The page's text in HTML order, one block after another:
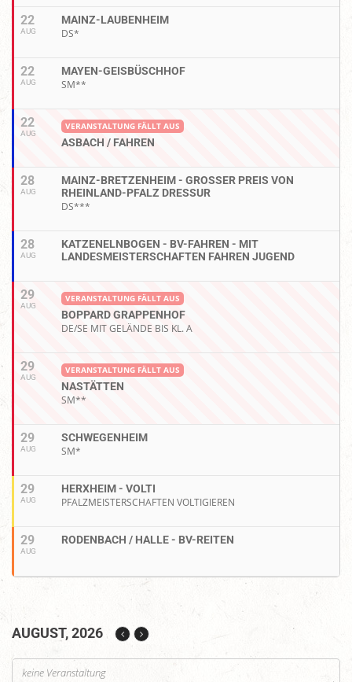
22
AUG
MAINZ-LAUBENHEIM
DS*
22
AUG
MAYEN-GEISBÜSCHHOF
SM**
22
AUG
VERANSTALTUNG FÄLLT AUS
ASBACH / FAHREN
28
AUG
MAINZ-BRETZENHEIM - GROSSER PREIS VON R
HEINLAND-PFALZ DRESSUR
DS***
28
AUG
KATZENELNBOGEN - BV-FAHREN - MIT
LANDESMEISTERSCHAFTEN FAHREN JUGEND
29
AUG
VERANSTALTUNG FÄLLT AUS
BOPPARD GRAPPENHOF
DE/SE MIT GELÄNDE BIS KL. A
29
AUG
VERANSTALTUNG FÄLLT AUS
NASTÄTTEN
SM**
29
AUG
SCHWEGENHEIM
SM*
29
AUG
HERXHEIM - VOLTI
PFALZMEISTERSCHAFTEN VOLTIGIEREN
29
AUG
RODENBACH / HALLE - BV-REITEN
AUGUST, 2026
keine Veranstaltung